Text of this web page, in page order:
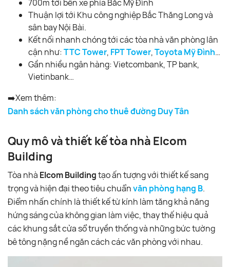
700m tới bến xe phía Bắc Mỹ Đình
Thuận lợi tới Khu công nghiệp Bắc Thăng Long và
sân bay Nội Bài.
Kết nối nhanh chóng tới các tòa nhà văn phòng lân
cận như:TTC Tower, FPT Tower,Toyota Mỹ Đình…
Gần nhiều ngân hàng: Vietcombank, TP bank,
Vietinbank…
➡️Xem thêm:
Danh sách văn phòng cho thuê đường Duy Tân
Quy mô và thiết kế tòa nhà Elcom
Building
Tòa nhà Elcom Buildingtạo ấn tượng với thiết kế sang
trọng và hiện đại theo tiêu chuẩnvăn phòng hạng B.
Điểm nhấn chính là thiết kế từ kính làm tăng khả năng
hứng sáng của không gian làm việc, thay thế hiệu quả
các khung sắt cửa sổ truyền thống và những bức tường
bê tông nặng nề ngăn cách các văn phòng với nhau.